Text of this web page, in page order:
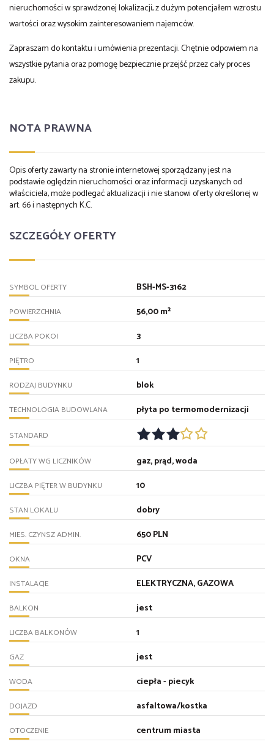
nieruchomości w sprawdzonej lokalizacji, z dużym potencjałem wzrostu
wartości oraz wysokim zainteresowaniem najemców.
Zapraszam do kontaktu i umówienia prezentacji. Chętnie odpowiem na
wszystkie pytania oraz pomogę bezpiecznie przejść przez cały proces
zakupu.
NOTA PRAWNA
Opis oferty zawarty na stronie internetowej sporządzany jest na
podstawie oględzin nieruchomości oraz informacji uzyskanych od
właściciela, może podlegać aktualizacji i nie stanowi oferty określonej w
art. 66 i następnych K.C.
SZCZEGÓŁY OFERTY
SYMBOL OFERTY BSH-MS-3162
POWIERZCHNIA 56,00 m²
LICZBA POKOI 3
PIĘTRO 1
RODZAJ BUDYNKU blok
TECHNOLOGIA BUDOWLANA płyta po termomodernizacji
STANDARD
OPŁATY WG LICZNIKÓW gaz, prąd, woda
LICZBA PIĘTER W BUDYNKU 10
STAN LOKALU dobry
MIES. CZYNSZ ADMIN. 650 PLN
OKNA PCV
INSTALACJE ELEKTRYCZNA, GAZOWA
BALKON jest
LICZBA BALKONÓW 1
GAZ jest
WODA ciepła - piecyk
DOJAZD asfaltowa/kostka
OTOCZENIE centrum miasta